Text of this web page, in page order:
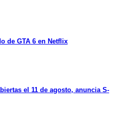
de GTA 6 en Netflix
el 11 de agosto, anuncia S-